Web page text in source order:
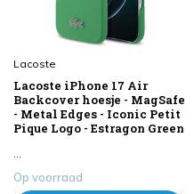
Lacoste
Lacoste iPhone 17 Air
Backcover hoesje - MagSafe
- Metal Edges - Iconic Petit
Pique Logo - Estragon Green
...
Op voorraad